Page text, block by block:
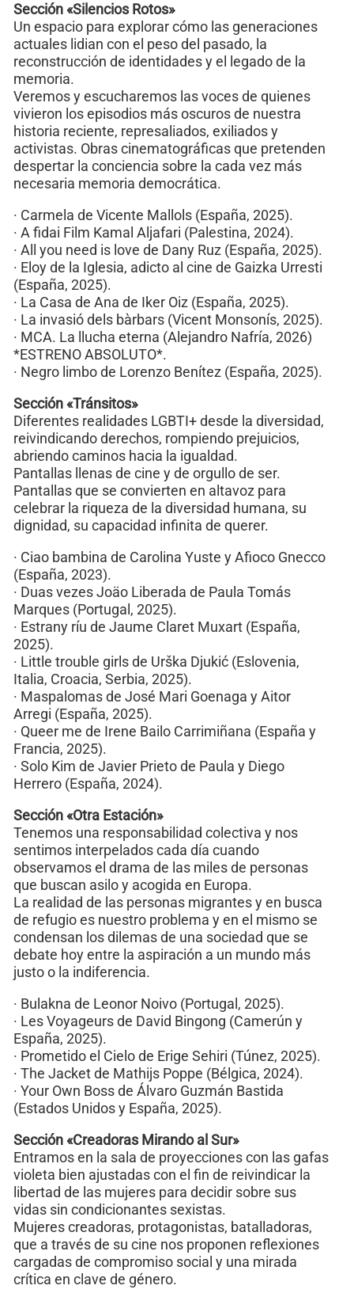
Sección «Silencios Rotos»
Un espacio para explorar cómo las generaciones
actuales lidian con el peso del pasado, la
reconstrucción de identidades y el legado de la
memoria.
Veremos y escucharemos las voces de quienes
vivieron los episodios más oscuros de nuestra
historia reciente, represaliados, exiliados y
activistas. Obras cinematográficas que pretenden
despertar la conciencia sobre la cada vez más
necesaria memoria democrática.
· Carmela de Vicente Mallols (España, 2025).
· A fidai Film Kamal Aljafari (Palestina, 2024).
· All you need is love de Dany Ruz (España, 2025).
· Eloy de la Iglesia, adicto al cine de Gaizka Urresti
(España, 2025).
· La Casa de Ana de Iker Oiz (España, 2025).
· La invasió dels bàrbars (Vicent Monsonís, 2025).
· MCA. La llucha eterna (Alejandro Nafría, 2026)
*ESTRENO ABSOLUTO*.
· Negro limbo de Lorenzo Benítez (España, 2025).
Sección «Tránsitos»
Diferentes realidades LGBTI+ desde la diversidad,
reivindicando derechos, rompiendo prejuicios,
abriendo caminos hacia la igualdad.
Pantallas llenas de cine y de orgullo de ser.
Pantallas que se convierten en altavoz para
celebrar la riqueza de la diversidad humana, su
dignidad, su capacidad infinita de querer.
· Ciao bambina de Carolina Yuste y Afioco Gnecco
(España, 2023).
· Duas vezes Joäo Liberada de Paula Tomás
Marques (Portugal, 2025).
· Estrany ríu de Jaume Claret Muxart (España,
2025).
· Little trouble girls de Urška Djukić (Eslovenia,
Italia, Croacia, Serbia, 2025).
· Maspalomas de José Mari Goenaga y Aitor
Arregi (España, 2025).
· Queer me de Irene Bailo Carrimiñana (España y
Francia, 2025).
· Solo Kim de Javier Prieto de Paula y Diego
Herrero (España, 2024).
Sección «Otra Estación»
Tenemos una responsabilidad colectiva y nos
sentimos interpelados cada día cuando
observamos el drama de las miles de personas
que buscan asilo y acogida en Europa.
La realidad de las personas migrantes y en busca
de refugio es nuestro problema y en el mismo se
condensan los dilemas de una sociedad que se
debate hoy entre la aspiración a un mundo más
justo o la indiferencia.
· Bulakna de Leonor Noivo (Portugal, 2025).
· Les Voyageurs de David Bingong (Camerún y
España, 2025).
· Prometido el Cielo de Erige Sehiri (Túnez, 2025).
· The Jacket de Mathijs Poppe (Bélgica, 2024).
· Your Own Boss de Álvaro Guzmán Bastida
(Estados Unidos y España, 2025).
Sección «Creadoras Mirando al Sur»
Entramos en la sala de proyecciones con las gafas
violeta bien ajustadas con el fin de reivindicar la
libertad de las mujeres para decidir sobre sus
vidas sin condicionantes sexistas.
Mujeres creadoras, protagonistas, batalladoras,
que a través de su cine nos proponen reflexiones
cargadas de compromiso social y una mirada
crítica en clave de género.